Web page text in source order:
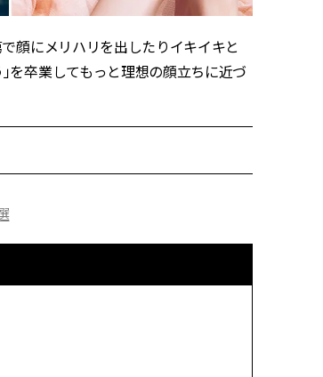
顔にメリハリを出したりイキイキと
を卒業してもっと理想の顔立ちに近づ
2026
ンド！
りげない
レグラ
ラッシ
WEDDING
【堀田茜さん】2025年秋の挙
式・披露宴の全容をレポート＜